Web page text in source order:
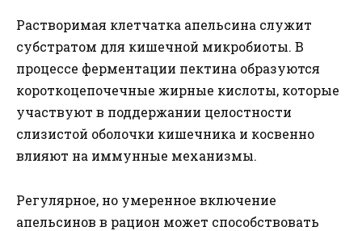
Растворимая клетчатка апельсина служит
субстратом для кишечной микробиоты. В
процессе ферментации пектина образуются
короткоцепочечные жирные кислоты, которые
участвуют в поддержании целостности
слизистой оболочки кишечника и косвенно
влияют на иммунные механизмы.
Регулярное, но умеренное включение
апельсинов в рацион может способствовать